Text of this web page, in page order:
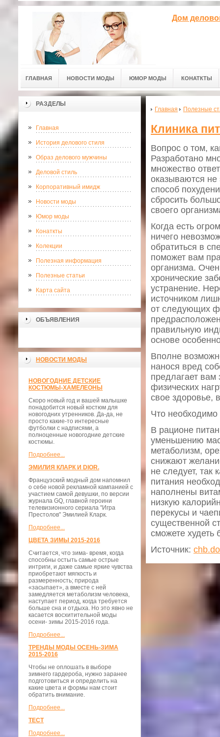
Дом
ГЛАВНАЯ НОВОСТИ МОДЫ ЮМОР МОДЫ КОНАТКТЫ
РАЗДЕЛЫ
Главная
История делового стиля
Образ делового мужчины
Деловой стиль
Корпоративный имидж
Новости моды
Юмор моды
Конаткты
Колекции
Полезная информация
Полезные статьи
Карта сайта
ОБЪЯВЛЕНИЯ
НОВОСТИ МОДЫ
НОВОГОДНИЕ ДЕТСКИЕ
КОСТЮМЫ-ХАМЕЛЕОНЫ
Скоро новый год и вашей малышке
понадобится новый костюм для
новогодних утренников. Да-да, не
просто какие-то интересные
футболки с надписями, а
полноценные новогодние детские
костюмы.
Подробнее...
ЭМИЛИЯ КЛАРК И DIOR.
Французский модный дом напомнил
о себе новой рекламной кампанией с
участием самой девушки, по версии
журнала GQ, главной героини
телевизионного сериала "Игра
Престолов" Эмилией Кларк.
Подробнее...
ЦВЕТА ЗИМЫ 2015-2016
Считается, что зима- время, когда
способны остыть самые острые
интриги, и даже самые яркие чувства
приобретают мягкость и
размеренность; природа
«засыпает», а вместе с ней
замедляется метаболизм человека,
наступает период, когда требуется
больше сна и отдыха. Но это явно не
касается восхитительной моды
осени- зимы 2015-2016 года.
Подробнее...
ТРЕНДЫ МОДЫ ОСЕНЬ-ЗИМА
2015-2016
Чтобы не оплошать в выборе
зимнего гардероба, нужно заранее
подготовиться и определить на
какие цвета и формы нам стоит
обратить внимание.
Подробнее...
ТЕСТ
Подробнее...
Главная Полезные
Клиника
Вопрос о том,
Разработано
множество
оказываются
способ
сбросить
своего
Когда есть
ничего
обратиться в
поможет вам
организма.
хронические
устранение.
источником
от следующих
правильную
основе
Вполне
нанося вред
предлагает вам
физических
свое здоровье,
Что необходимо
В рационе
уменьшению
метаболизм,
снижают
не следует, так
питания
наполнены
низкую
перекусы и
существенной
сможете худеть
Источник: